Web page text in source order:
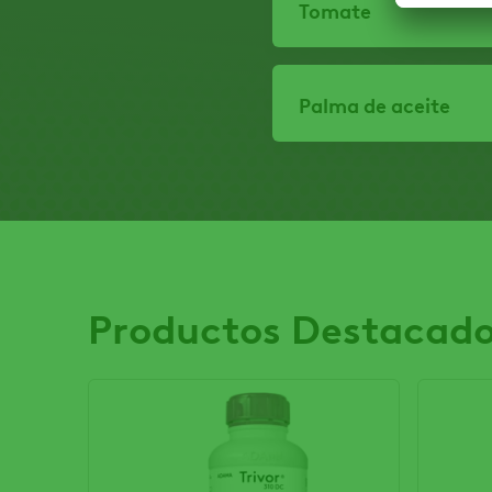
Tomate
Palma de aceite
Productos